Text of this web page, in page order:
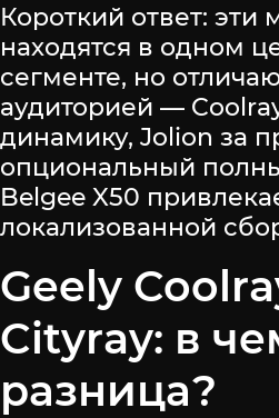
Короткий ответ: эти
находятся в одном
сегменте, но
аудиторией —
динамику, Jolion за
опциональный
Belgee X50
локализованной
Geely
Cityray: в
разница?